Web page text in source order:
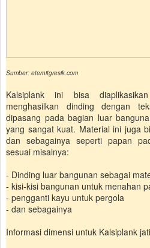
Sumber: eternitgresik.com
Kalsiplank ini bisa
menghasilkan dinding dengan
dipasang pada bagian luar
yang sangat kuat. Material ini juga
dan sebagainya seperti papan
sesuai misalnya:
- Dinding luar bangunan sebagai
- kisi-kisi bangunan untuk menahan
- pengganti kayu untuk pergola
- dan sebagainya
Informasi dimensi untuk Kalsiplank